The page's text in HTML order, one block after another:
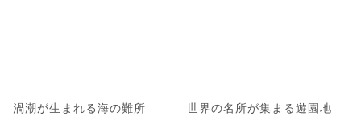
渦潮が生まれる海の難所 世界の名所が集まる遊園地